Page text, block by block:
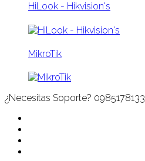
HiLook - Hikvision's
MikroTik
¿Necesitas Soporte? 0985178133